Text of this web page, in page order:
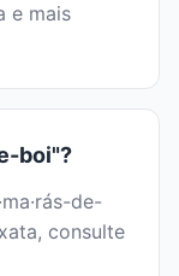
e mais
boi"?
de-
consulte